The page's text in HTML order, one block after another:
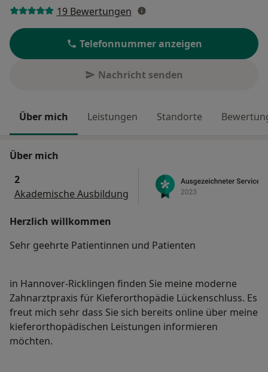
19 Bewertungen
Telefonnummer anzeigen
Nachricht senden
Über mich Leistungen Standorte
Über mich
2
Akademische Ausbildung
Herzlich willkommen
Sehr geehrte Patientinnen und Patienten
in Hannover-Ricklingen finden Sie meine moderne
Zahnarztpraxis für Kieferorthopädie Lückenschluss. Es
freut mich sehr dass Sie sich bereits online über meine
kieferorthopädischen Leistungen informieren
möchten.